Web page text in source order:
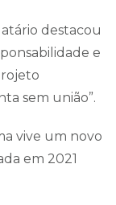
destacou
e
sem união”.
vive um novo
em 2021